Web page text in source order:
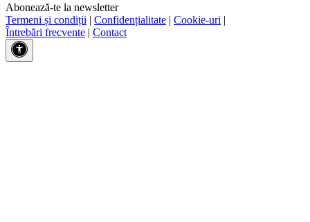
Abonează-te la newsletter
Termeni și condiții | Confidențialitate | Cookie-uri |
Întrebări frecvente | Contact